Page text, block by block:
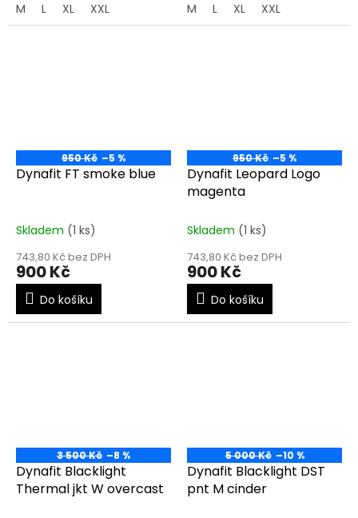
M L XL XXL M L XL XXL
950 Kč –5 %
Dynafit FT smoke blue
Skladem (1 ks)
743,80 Kč bez DPH
900 Kč
Do košíku
950 Kč –5 %
Dynafit Leopard Logo
magenta
Skladem (1 ks)
743,80 Kč bez DPH
900 Kč
Do košíku
3 500 Kč –8 %
Dynafit Blacklight
Thermal jkt W overcast
5 000 Kč –10 %
Dynafit Blacklight DST
pnt M cinder